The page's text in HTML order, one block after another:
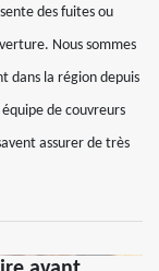
des fuites ou
Nous sommes
dans la région depuis
de couvreurs
assurer de très